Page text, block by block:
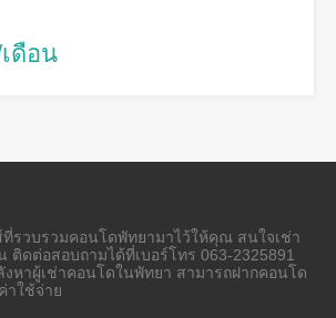
ดือน
ที่รวบรวมคอนโดพัทยามาไว้ให้คุณ สนใจเช่า
ดต่อสอบถามได้ที่เบอร์โทร 063-2325891
หาผู้เช่าคอนโดในพัทยา สามารถฝากคอนโด
าใช้จ่าย